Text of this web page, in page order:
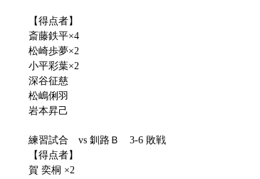
【得点者】
斎藤鉄平×4
松崎歩夢×2
小平彩葉×2
深谷征慈
松嶋俐羽
岩本昇己
練習試合 vs 釧路Ｂ 3-6 敗戦
【得点者】
賀 奕桐 ×2